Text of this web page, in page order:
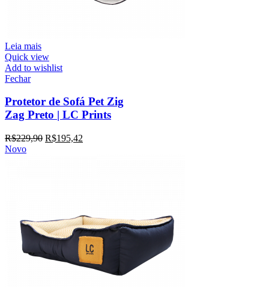
Leia mais
Quick view
Add to wishlist
Fechar
Protetor de Sofá Pet Zig
Zag Preto | LC Prints
R$229,90 R$195,42
Novo